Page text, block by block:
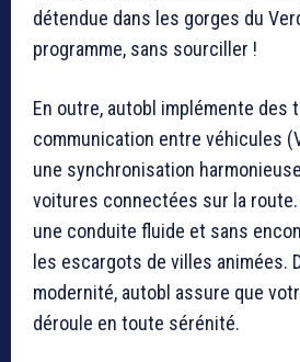
détendue dans les gorges du
programme, sans sourciller !
En outre, autobl implémente des
communication entre véhicules
une synchronisation
voitures connectées sur la
une conduite fluide et sans
les escargots de villes animées.
modernité, autobl assure que
déroule en toute sérénité.